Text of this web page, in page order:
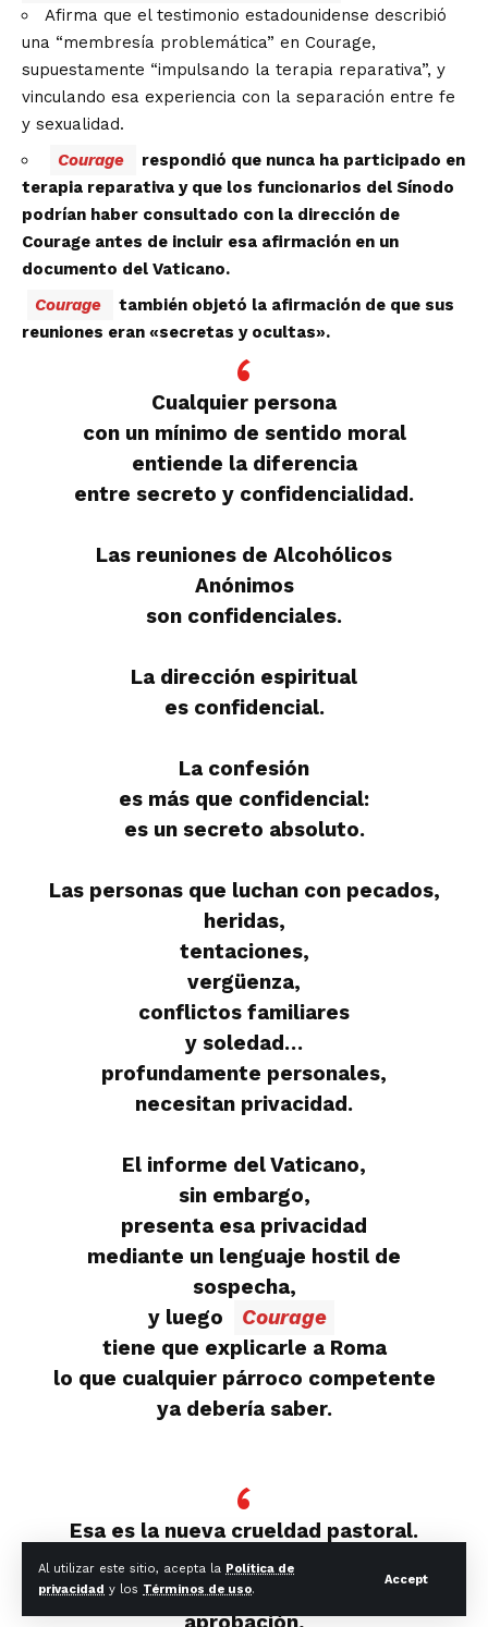
Al utilizar este sitio, acepta la Política de
privacidad y los Términos de uso.
Accept
Afirma que el testimonio estadounidense describió
una “membresía problemática” en Courage,
supuestamente “impulsando la terapia reparativa”, y
vinculando esa experiencia con la separación entre fe
y sexualidad.
Courage
respondió que nunca ha participado en
terapia reparativa y que los funcionarios del Sínodo
podrían haber consultado con la dirección de
Courage antes de incluir esa afirmación en un
documento del Vaticano.
Courage
también objetó la afirmación de que sus
reuniones eran «secretas y ocultas».
Cualquier persona
con un mínimo de sentido moral
entiende la diferencia
entre secreto y confidencialidad.
Las reuniones de Alcohólicos
Anónimos
son confidenciales.
La dirección espiritual
es confidencial.
La confesión
es más que confidencial:
es un secreto absoluto.
Las personas que luchan con pecados,
heridas,
tentaciones,
vergüenza,
conflictos familiares
y soledad…
profundamente personales,
necesitan privacidad.
El informe del Vaticano,
sin embargo,
presenta esa privacidad
mediante un lenguaje hostil de
sospecha,
y luego
Courage
tiene que explicarle a Roma
lo que cualquier párroco competente
ya debería saber.
Esa es la nueva crueldad pastoral.
Sonríe al pecador que busca